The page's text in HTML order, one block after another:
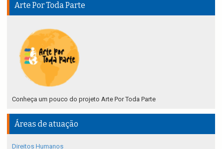
Arte Por Toda Parte
Conheça um pouco do projeto Arte Por Toda Parte
Áreas de atuação
Direitos Humanos